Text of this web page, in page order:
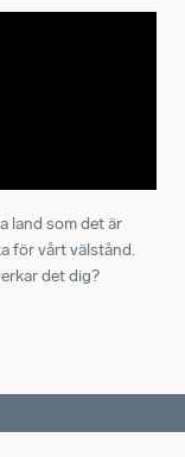
land som det är
för vårt välstånd.
det dig?